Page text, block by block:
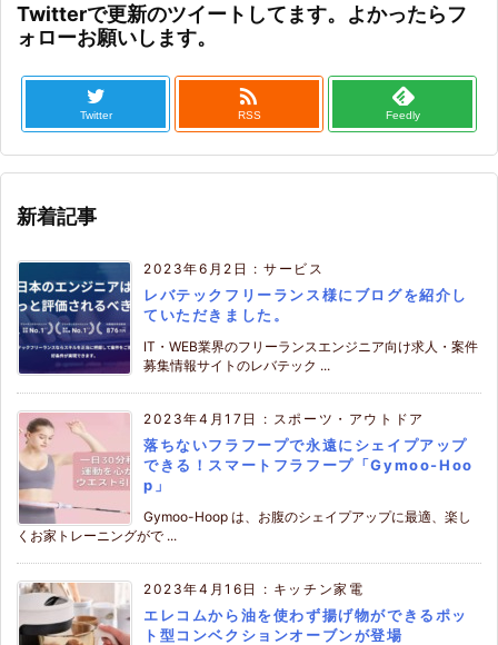
Twitterで更新のツイートしてます。よかったらフ
ォローお願いします。
Twitter

RSS Feedly
新着記事
2023年6月2日 :サービス
レバテックフリーランス様にブログを紹介し
ていただきました。
IT・WEB業界のフリーランスエンジニア向け求人・案件
募集情報サイトのレバテック ...
2023年4月17日 : スポーツ・アウトドア
落ちないフラフープで永遠にシェイプアップ
できる！スマートフラフープ「Gymoo-Hoo
p」
Gymoo-Hoop は、お腹のシェイプアップに最適、楽し
くお家トレーニングがで ...
2023年4月16日 : キッチン家電
エレコムから油を使わず揚げ物ができるポッ
ト型コンベクションオーブンが登場